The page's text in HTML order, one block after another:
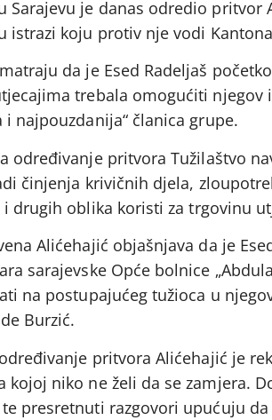
Sarajevu je danas odredio
istrazi koju protiv nje vodi
da je Esed Radeljaš
trebala omogućiti njegov
i najpouzdanija“ članica grupe.
određivanje pritvora Tužilaštvo
činjenja krivičnih djela,
i drugih oblika koristi za trgovinu
Alićehajić objašnjava da je
sarajevske Opće bolnice
na postupajućeg tužioca u
Burzić.
pritvora Alićehajić je
kojoj niko ne želi da se zamjera.
presretnuti razgovori upućuju da